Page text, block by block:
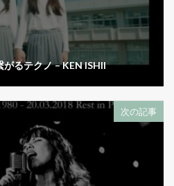
るテクノ – KEN ISHII
次の記事